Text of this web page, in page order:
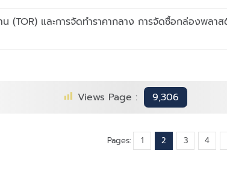
น (TOR) และการจัดทำราคากลาง การจัดซื้อกล่องพล
Views Page : 9,306
Pages: 1 2 3 4